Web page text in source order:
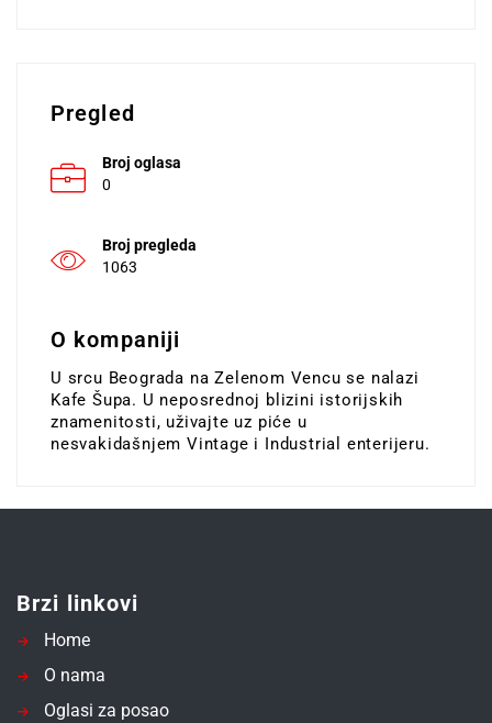
Pregled
Broj oglasa
0
Broj pregleda
1063
O kompaniji
U srcu Beograda na Zelenom Vencu se nalazi
Kafe Šupa. U neposrednoj blizini istorijskih
znamenitosti, uživajte uz piće u
nesvakidašnjem Vintage i Industrial enterijeru.
Brzi linkovi
Home
O nama
Oglasi za posao